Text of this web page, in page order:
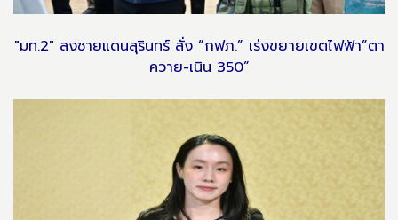
"มท.2" ลงชายแดนสุรินทร์ สั่ง “กฟภ.” เร่งขยายเขตไฟฟ้า”ตา
ควาย-เนิน 350”